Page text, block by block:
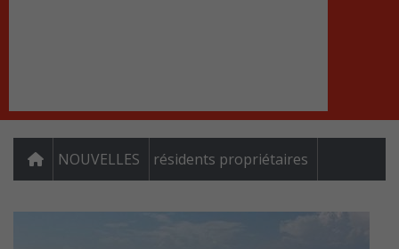
NOUVELLES résidents propriétaires